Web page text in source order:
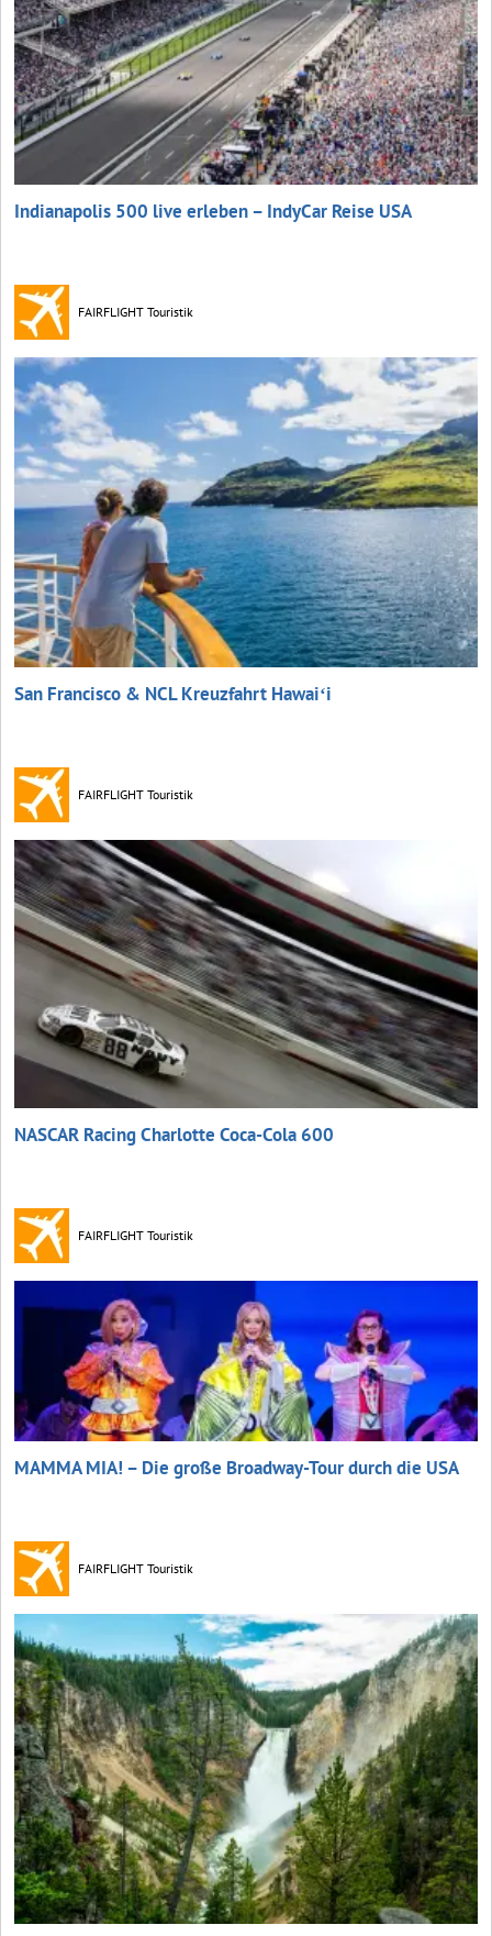
Indianapolis 500 live erleben – IndyCar Reise USA
FAIRFLIGHT Touristik
San Francisco & NCL Kreuzfahrt Hawaiʻi
FAIRFLIGHT Touristik
NASCAR Racing Charlotte Coca‑Cola 600
FAIRFLIGHT Touristik
MAMMA MIA! – Die große Broadway-Tour durch die USA
FAIRFLIGHT Touristik